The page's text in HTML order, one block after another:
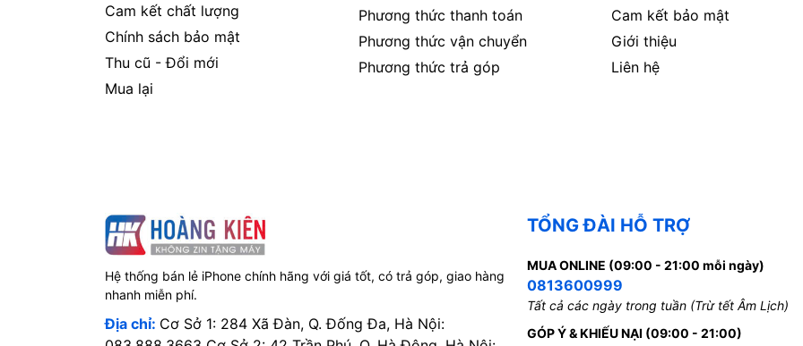
Cam kết chất lượng
Chính sách bảo mật
Thu cũ - Đổi mới
Mua lại
Phương thức thanh toán
Phương thức vận chuyển
Phương thức trả góp
Cam kết bảo mật
Giới thiệu
Liên hệ
Hệ thống bán lẻ iPhone chính hãng với giá tốt, có trả góp, giao hàng
nhanh miễn phí.
Địa chỉ: Cơ Sở 1: 284 Xã Đàn, Q. Đống Đa, Hà Nội:
TỔNG ĐÀI HỖ TRỢ
MUA ONLINE (09:00 - 21:00 mỗi ngày)
0813600999
Tất cả các ngày trong tuần (Trừ tết Âm Lịch)
GÓP Ý & KHIẾU NẠI (09:00 - 21:00)